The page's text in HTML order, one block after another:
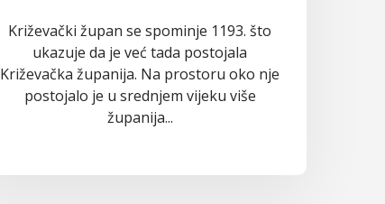
Križevački župan se spominje 1193. što
ukazuje da je već tada postojala
Križevačka županija. Na prostoru oko nje
postojalo je u srednjem vijeku više
županija...